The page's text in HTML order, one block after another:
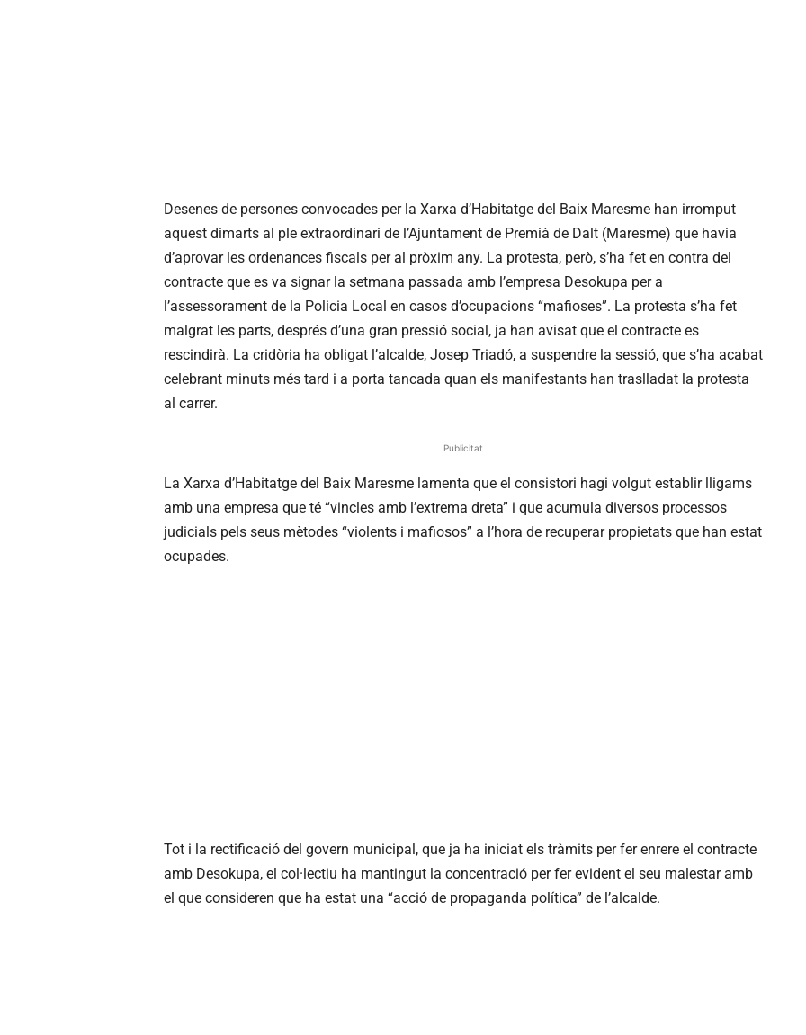
Desenes de persones convocades per la Xarxa d’Habitatge del Baix Maresme han irromput
aquest dimarts al ple extraordinari de l’Ajuntament de Premià de Dalt (Maresme) que havia
d’aprovar les ordenances fiscals per al pròxim any. La protesta, però, s’ha fet en contra del
contracte que es va signar la setmana passada amb l’empresa Desokupa per a
l’assessorament de la Policia Local en casos d’ocupacions “mafioses”. La protesta s’ha fet
malgrat les parts, després d’una gran pressió social, ja han avisat que el contracte es
rescindirà. La cridòria ha obligat l’alcalde, Josep Triadó, a suspendre la sessió, que s’ha acabat
celebrant minuts més tard i a porta tancada quan els manifestants han traslladat la protesta
al carrer.
Publicitat
La Xarxa d’Habitatge del Baix Maresme lamenta que el consistori hagi volgut establir lligams
amb una empresa que té “vincles amb l’extrema dreta” i que acumula diversos processos
judicials pels seus mètodes “violents i mafiosos” a l’hora de recuperar propietats que han estat
ocupades.
Tot i la rectificació del govern municipal, que ja ha iniciat els tràmits per fer enrere el contracte
amb Desokupa, el col·lectiu ha mantingut la concentració per fer evident el seu malestar amb
el que consideren que ha estat una “acció de propaganda política” de l’alcalde.